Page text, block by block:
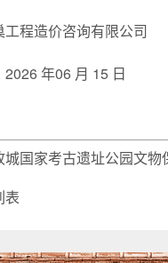
程造价咨询有限公司
年06 月 15 日
城国家考古遗址公园文物
表